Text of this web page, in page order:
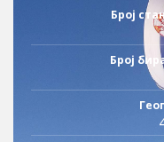
Број
Број